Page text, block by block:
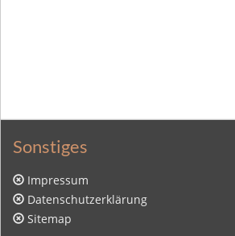
Sonstiges
Impressum
Datenschutzerklärung
Sitemap